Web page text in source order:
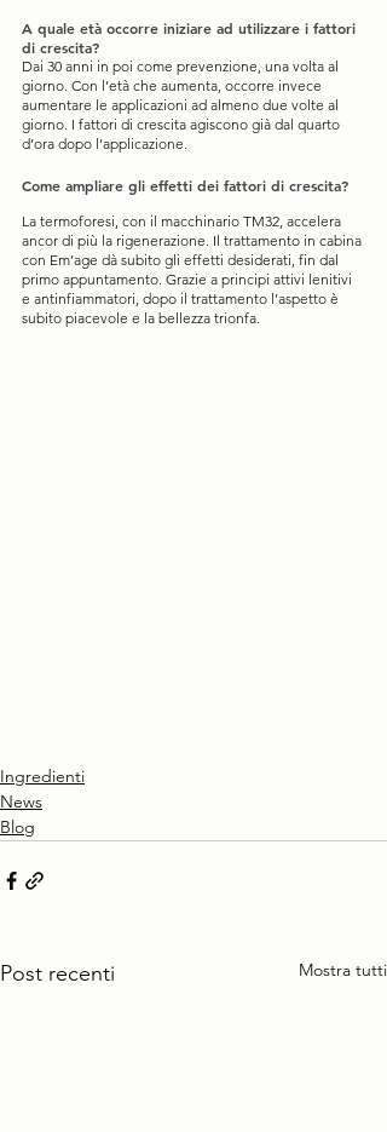
A quale età occorre iniziare ad utilizzare i fattori
di crescita?
Dai 30 anni in poi come prevenzione, una volta al
giorno. Con l’età che aumenta, occorre invece
aumentare le applicazioni ad almeno due volte al
giorno. I fattori di crescita agiscono già dal quarto
d’ora dopo l’applicazione.
Come ampliare gli effetti dei fattori di crescita?
La termoforesi, con il macchinario TM32, accelera
ancor di più la rigenerazione. Il trattamento in cabina
con Em’age dà subito gli effetti desiderati, fin dal
primo appuntamento. Grazie a principi attivi lenitivi
e antinfiammatori, dopo il trattamento l’aspetto è
subito piacevole e la bellezza trionfa.
Ingredienti
News
Blog
Post recenti Mostra tutti